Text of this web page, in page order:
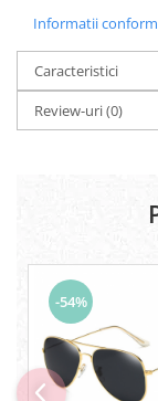
Informatii
Caracteristici
Review-uri(0)
-54%